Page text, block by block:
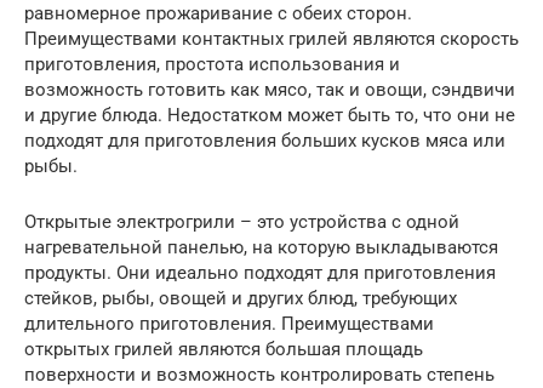
равномерное прожаривание с обеих сторон.
Преимуществами контактных грилей являются скорость
приготовления, простота использования и
возможность готовить как мясо, так и овощи, сэндвичи
и другие блюда. Недостатком может быть то, что они не
подходят для приготовления больших кусков мяса или
рыбы.
Открытые электрогрили – это устройства с одной
нагревательной панелью, на которую выкладываются
продукты. Они идеально подходят для приготовления
стейков, рыбы, овощей и других блюд, требующих
длительного приготовления. Преимуществами
открытых грилей являются большая площадь
поверхности и возможность контролировать степень